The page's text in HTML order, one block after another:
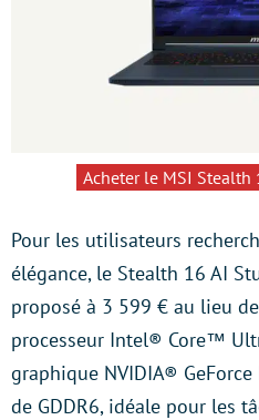
Acheter le MSI
Pour les utilisateurs
élégance, le Stealth 16 AI
proposé à 3 599 € au lieu
processeur Intel® Core™
graphique NVIDIA®
de GDDR6, idéale pour les